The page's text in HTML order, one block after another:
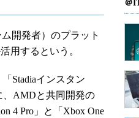
開発者）のプラット
用するという。
Stadiaインスタン
、AMDと共同開発の
4 Pro」と「Xbox One
＠